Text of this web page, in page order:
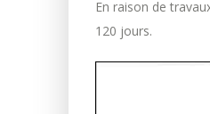
En raison de
120 jours.